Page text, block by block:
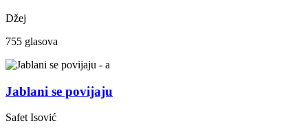
Džej
755 glasova
Jablani se povijaju
Safet Isović